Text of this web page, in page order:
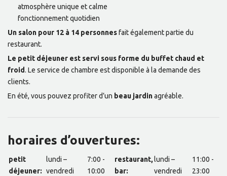
atmosphère unique et calme
fonctionnement quotidien
Un salon pour 12 à 14 personnesfait également partie du
restaurant.
Le petit déjeuner est servi sous forme du buffet chaud et
froid. Le service de chambre est disponible à la demande des
clients.
En été, vous pouvez profiter d’un beau jardinagréable.
horaires d’ouvertures:
petit
déjeuner:
lundi –
vendredi
7:00 -
10:00
restaurant,
bar:
lundi –
vendredi
11:00 -
23:00